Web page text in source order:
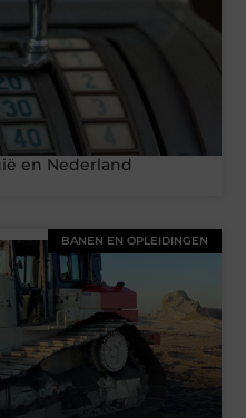
en Nederland
BANEN EN OPLEIDINGEN